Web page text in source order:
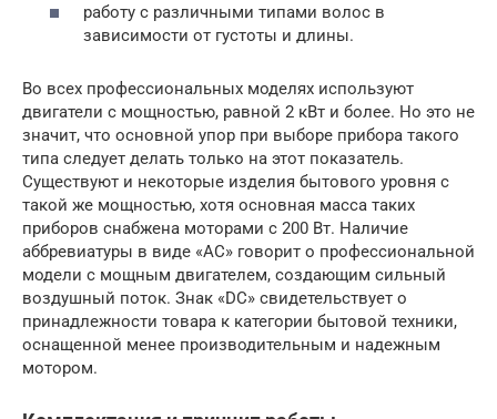
работу с различными типами волос в
зависимости от густоты и длины.
Во всех профессиональных моделях используют
двигатели с мощностью, равной 2 кВт и более. Но это не
значит, что основной упор при выборе прибора такого
типа следует делать только на этот показатель.
Существуют и некоторые изделия бытового уровня с
такой же мощностью, хотя основная масса таких
приборов снабжена моторами с 200 Вт. Наличие
аббревиатуры в виде «АС» говорит о профессиональной
модели с мощным двигателем, создающим сильный
воздушный поток. Знак «DC» свидетельствует о
принадлежности товара к категории бытовой техники,
оснащенной менее производительным и надежным
мотором.